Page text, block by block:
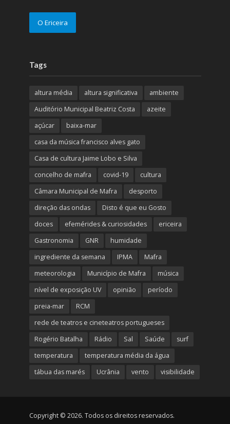
O Ericeira
Tags
altura média altura significativa
ambiente
Auditório Municipal Beatriz Costa
azeite
açúcar
baixa-mar
casa da música francisco alves gato
Casa de cultura Jaime Lobo e Silva
concelho de mafra
covid-19
cultura
Câmara Municipal de Mafra
desporto
direção das ondas
Disto é que eu Gosto
doces
efemérides & curiosidades
ericeira
Gastronomia
GNR
humidade
ingrediente da semana
IPMA
Mafra
meteorologia
Município de Mafra
música
nível de exposição UV
opinião
período
preia-mar
RCM
rede de teatros e cineteatros portugueses
Rogério Batalha
Rádio Sal Saúde
surf
temperatura
temperatura média da água
tábua das marés
Ucrânia vento visibilidade
Copyright © 2026. Todos os direitos reservados.